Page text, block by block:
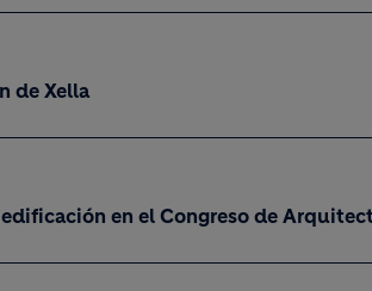
de Xella
en el Congreso de